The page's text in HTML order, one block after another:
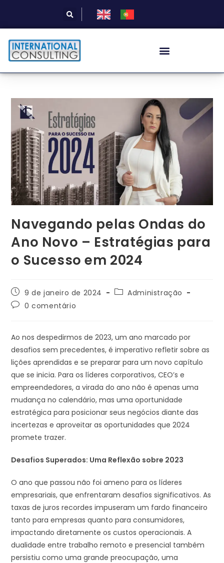
Navegando pelas Ondas do
Ano Novo – Estratégias para
o Sucesso em 2024
9 de janeiro de 2024
Administração
0 comentário
Ao nos despedirmos de 2023, um ano marcado por
desafios sem precedentes, é imperativo refletir sobre as
lições aprendidas e se preparar para um novo capítulo
que se inicia. Para os líderes corporativos, CEO’s e
empreendedores, a virada do ano não é apenas uma
mudança no calendário, mas uma oportunidade
estratégica para posicionar seus negócios diante das
incertezas e aproveitar as oportunidades que 2024
promete trazer.
Desafios Superados: Uma Reflexão sobre 2023
O ano que passou não foi ameno para os líderes
empresariais, que enfrentaram desafios significativos. As
taxas de juros recordes impuseram um fardo financeiro
tanto para empresas quanto para consumidores,
impactando diretamente os custos operacionais. A
dualidade entre trabalho remoto e presencial também
persistiu como uma grande preocupação, uma